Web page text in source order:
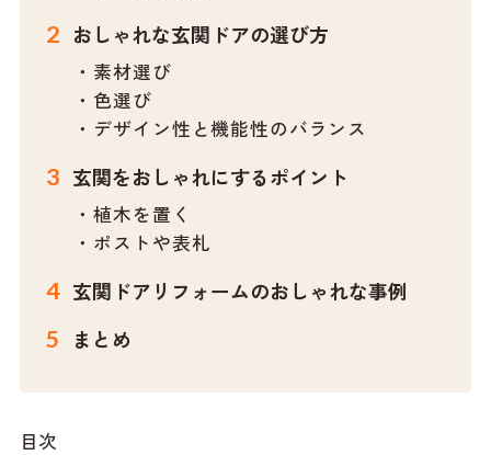
おしゃれな玄関ドアの選び方
・素材選び
・色選び
・デザイン性と機能性のバランス
玄関をおしゃれにするポイント
・植木を置く
・ポストや表札
玄関ドアリフォームのおしゃれな事例
まとめ
目次